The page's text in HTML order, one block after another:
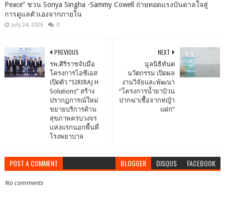
Peace” ชวน Sonya Singha -​Sammy Cowell ถ่ายทอดแรงบันดาลใจสู่
การดูแลตัวเองจากภายใน
July 24, 2026 0
NEXT
มูลนิธิทันต
นวัตกรรม เปิดผล
งานวิจัยและพัฒนา
“โครงการน้ำยาบ้วน
ปากฆ่าเชื้อจากหญ้า
แฝก”
PREVIOUS
รพ.ศิริราชจับมือ
โครงการไอซีเอส
เปิดตัว “SIRIRAJ H
Solutions” สร้าง
ปรากฏการณ์ใหม่
ขยายบริการด้าน
สุขภาพครบวงจร
แห่งแรกนอกพื้นที่
โรงพยาบาล
POST A COMMENT BLOGGER DISQUS FACEBOOK
No comments